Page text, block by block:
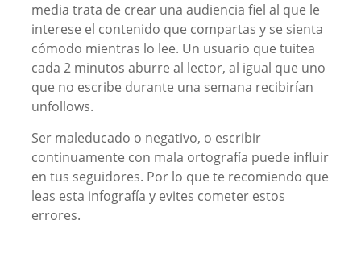
media trata de crear una audiencia fiel al que le
interese el contenido que compartas y se sienta
cómodo mientras lo lee. Un usuario que tuitea
cada 2 minutos aburre al lector, al igual que uno
que no escribe durante una semana recibirían
unfollows.
Ser maleducado o negativo, o escribir
continuamente con mala ortografía puede influir
en tus seguidores. Por lo que te recomiendo que
leas esta infografía y evites cometer estos
errores.